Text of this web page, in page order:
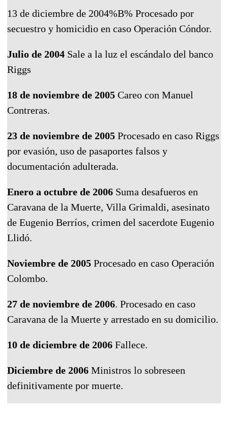
13 de diciembre de 2004%B% Procesado por
secuestro y homicidio en caso Operación Cóndor.
Julio de 2004 Sale a la luz el escándalo del banco
Riggs
18 de noviembre de 2005 Careo con Manuel
Contreras.
23 de noviembre de 2005 Procesado en caso Riggs
por evasión, uso de pasaportes falsos y
documentación adulterada.
Enero a octubre de 2006 Suma desafueros en
Caravana de la Muerte, Villa Grimaldi, asesinato
de Eugenio Berríos, crimen del sacerdote Eugenio
Llidó.
Noviembre de 2005 Procesado en caso Operación
Colombo.
27 de noviembre de 2006. Procesado en caso
Caravana de la Muerte y arrestado en su domicilio.
10 de diciembre de 2006 Fallece.
Diciembre de 2006 Ministros lo sobreseen
definitivamente por muerte.